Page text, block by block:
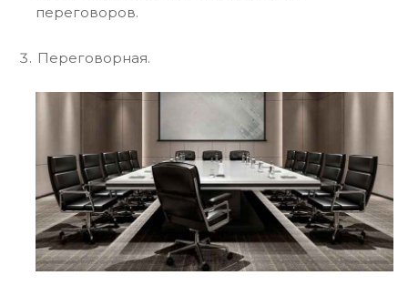
переговоров.
Переговорная.